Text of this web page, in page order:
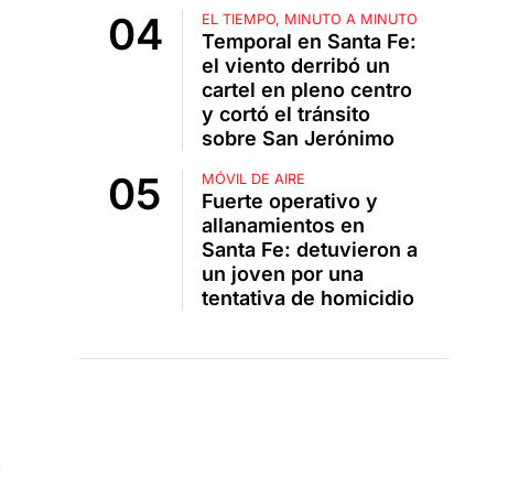
EL TIEMPO, MINUTO A MINUTO
Temporal en Santa Fe:
el viento derribó un
cartel en pleno centro
y cortó el tránsito
sobre San Jerónimo
MÓVIL DE AIRE
Fuerte operativo y
allanamientos en
Santa Fe: detuvieron a
un joven por una
tentativa de homicidio